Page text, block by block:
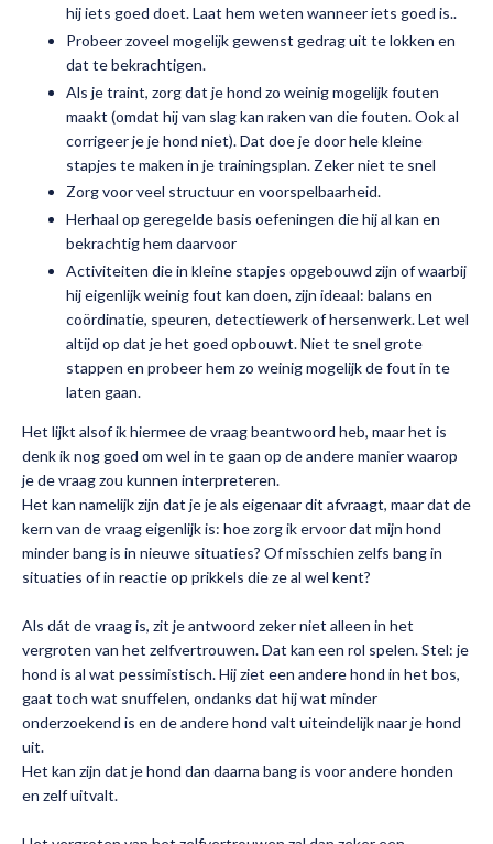
hij iets goed doet. Laat hem weten wanneer iets goed is..
Probeer zoveel mogelijk gewenst gedrag uit te lokken en
dat te bekrachtigen.
Als je traint, zorg dat je hond zo weinig mogelijk fouten
maakt (omdat hij van slag kan raken van die fouten. Ook al
corrigeer je je hond niet). Dat doe je door hele kleine
stapjes te maken in je trainingsplan. Zeker niet te snel
Zorg voor veel structuur en voorspelbaarheid.
Herhaal op geregelde basis oefeningen die hij al kan en
bekrachtig hem daarvoor
Activiteiten die in kleine stapjes opgebouwd zijn of waarbij
hij eigenlijk weinig fout kan doen, zijn ideaal: balans en
coördinatie, speuren, detectiewerk of hersenwerk. Let wel
altijd op dat je het goed opbouwt. Niet te snel grote
stappen en probeer hem zo weinig mogelijk de fout in te
laten gaan.
Het lijkt alsof ik hiermee de vraag beantwoord heb, maar het is
denk ik nog goed om wel in te gaan op de andere manier waarop
je de vraag zou kunnen interpreteren.
Het kan namelijk zijn dat je je als eigenaar dit afvraagt, maar dat de
kern van de vraag eigenlijk is: hoe zorg ik ervoor dat mijn hond
minder bang is in nieuwe situaties? Of misschien zelfs bang in
situaties of in reactie op prikkels die ze al wel kent?
Als dát de vraag is, zit je antwoord zeker niet alleen in het
vergroten van het zelfvertrouwen. Dat kan een rol spelen. Stel: je
hond is al wat pessimistisch. Hij ziet een andere hond in het bos,
gaat toch wat snuffelen, ondanks dat hij wat minder
onderzoekend is en de andere hond valt uiteindelijk naar je hond
uit.
Het kan zijn dat je hond dan daarna bang is voor andere honden
en zelf uitvalt.